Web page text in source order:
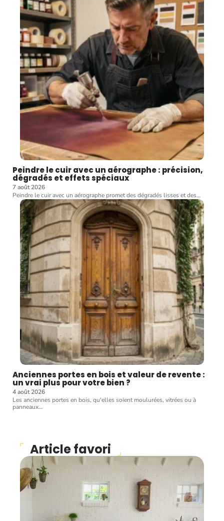
Peindre le cuir avec un aérographe : précision,
dégradés et effets spéciaux
7 août 2026
Peindre le cuir avec un aérographe promet des dégradés lisses et des…
Anciennes portes en bois et valeur de revente :
un vrai plus pour votre bien ?
4 août 2026
Les anciennes portes en bois, qu'elles soient moulurées, vitrées ou à
panneaux…
Article favori